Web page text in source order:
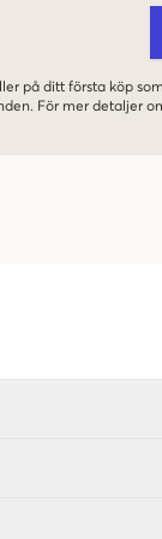
på ditt första köp
För mer detaljer